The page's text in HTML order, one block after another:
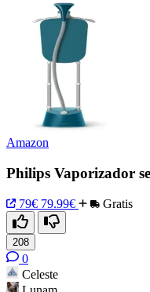
Amazon
Philips Vaporizador
79€ 79.99€ Gratis
208
0
Celeste